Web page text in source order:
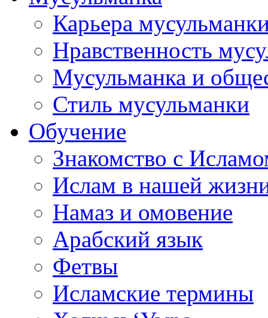
Карьера
Нравственность
Мусульманка и
Стиль мусульманки
Обучение
Знакомство с
Ислам в нашей
Намаз и омовение
Арабский язык
Фетвы
Исламские термины